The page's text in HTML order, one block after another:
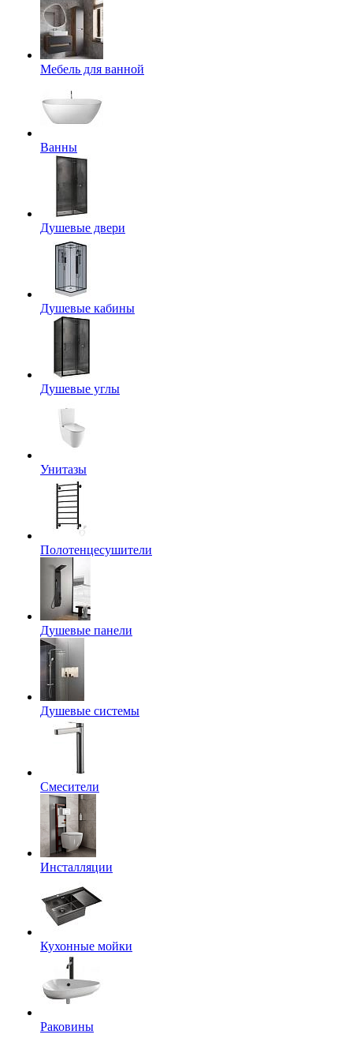
Мебель для ванной
Ванны
Душевые двери
Душевые кабины
Душевые углы
Унитазы
Полотенцесушители
Душевые панели
Душевые системы
Смесители
Инсталляции
Кухонные мойки
Раковины